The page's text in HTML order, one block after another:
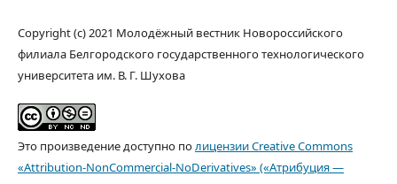
Copyright (c) 2021 Молодёжный вестник Новороссийского
филиала Белгородского государственного технологического
университета им. В. Г. Шухова
Это произведение доступно полицензии Creative Commons
«Attribution-NonCommercial-NoDerivatives» («Атрибуция —